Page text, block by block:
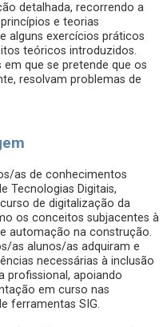
detalhada, recorrendo a
e teorias
alguns exercícios práticos
teóricos introduzidos.
que se pretende que os
resolvam problemas de
as de conhecimentos
Tecnologias Digitais,
de digitalização da
os conceitos subjacentes à
automação na construção.
as alunos/as adquiram e
necessárias à inclusão
profissional, apoiando
em curso nas
ferramentas SIG.